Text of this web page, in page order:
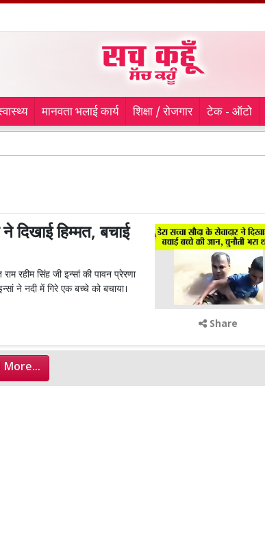
मानवता भलाई कार्य शिक्षा / रोजगार टेक - ऑटो
हिम्मत, बचाई
रहीम सिंह जी इन्सां की पावन प्रेरणा
ने नदी में गिरे एक बच्चे को बचाया।
Share
More...